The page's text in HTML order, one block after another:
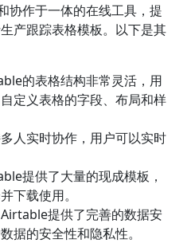
协作于一体的在线工具，提
产跟踪表格模板。以下是其
的表格结构非常灵活，用
定义表格的字段、布局和样
人实时协作，用户可以实时
提供了大量的现成模板，
下载使用。
Airtable提供了完善的数据安
据的安全性和隐私性。